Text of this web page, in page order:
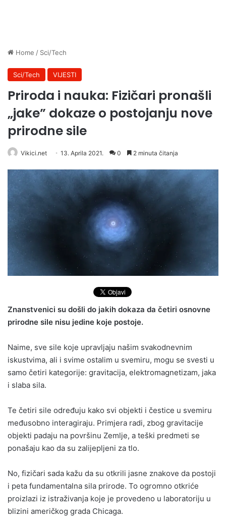
Home / Sci/Tech
Sci/Tech VIJESTI
Priroda i nauka: Fizičari pronašli
„jake” dokaze o postojanju nove
prirodne sile
Vikici.net 13. Aprila 2021. 0 2 minuta čitanja
Znanstvenici su došli do jakih dokaza da četiri osnovne
prirodne sile nisu jedine koje postoje.
Naime, sve sile koje upravljaju našim svakodnevnim
iskustvima, ali i svime ostalim u svemiru, mogu se svesti u
samo četiri kategorije: gravitacija, elektromagnetizam, jaka
i slaba sila.
Te četiri sile određuju kako svi objekti i čestice u svemiru
međusobno interagiraju. Primjera radi, zbog gravitacije
objekti padaju na površinu Zemlje, a teški predmeti se
ponašaju kao da su zalijepljeni za tlo.
No, fizičari sada kažu da su otkrili jasne znakove da postoji
i peta fundamentalna sila prirode. To ogromno otkriće
proizlazi iz istraživanja koje je provedeno u laboratoriju u
blizini američkog grada Chicaga.